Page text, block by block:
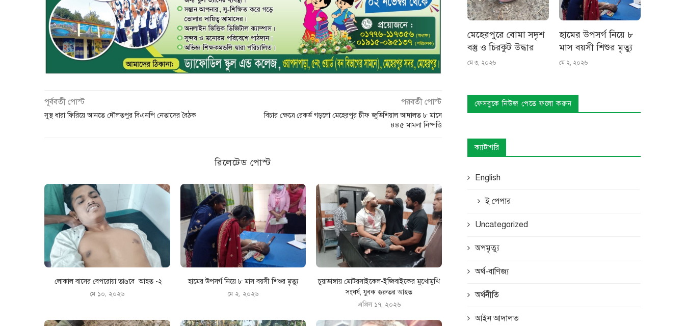
পূর্ববর্তী পোস্ট
সুস্থ ধারা ফিরিয়ে আনতে দৌলতপুর বিএনপি নেতাদের বৈঠক
পরবর্তী পোস্ট
বিচার ক্ষেত্রে রেকর্ড গড়লো মেহেরপুর চীফ জুডিশিয়াল আদালত ৮ মাসে
৪৪৫ মামলা নিষ্পত্তি
রিলেটেড পোস্ট
লোকাল বাসের বেপরোয়া তাণ্ডবে আহত -২
মে ১০, ২০২৬
হামের উপসর্গ নিয়ে ৮ মাস বয়সী শিশুর মৃত্যু
মে ২, ২০২৬
চুয়াডাঙ্গায় মোটরসাইকেল-ইজিবাইকের মুখোমুখি
সংঘর্ষ, যুবক গুরুতর আহত
এপ্রিল ১৭, ২০২৬
মেহেরপুরে বোমা সদৃশ
বস্তু ও চিরকুট উদ্ধার
মে ৩, ২০২৬
হামের উপসর্গ নিয়ে ৮
মাস বয়সী শিশুর মৃত্যু
মে ২, ২০২৬
ফেসবুকে নিউজ পেতে ফলো করুন
ক্যাটাগরি
English
ই পেপার
Uncategorized
অপমৃত্যু
অর্থ-বাণিজ্য
অর্থনীতি
আইন আদালত